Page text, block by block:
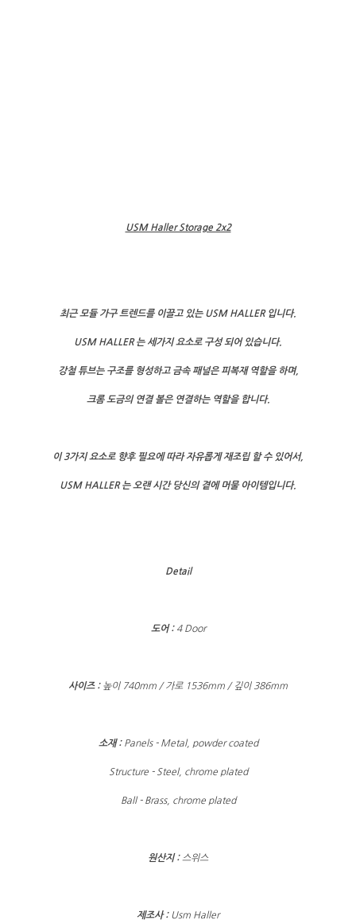
USM Haller Storage 2x2
최근 모듈 가구 트렌드를 이끌고 있는 USM HALLER 입니다.
USM HALLER 는 세가지 요소로 구성 되어 있습니다.
강철 튜브는 구조를 형성하고 금속 패널은 피복재 역할을 하며,
크롬 도금의 연결 볼은 연결하는 역할을 합니다.
이 3가지 요소로 향후 필요에 따라 자유롭게 재조립 할 수 있어서,
USM HALLER 는 오랜 시간 당신의 곁에 머물 아이템입니다.
Detail
도어 : 4 Door
사이즈 : 높이 740mm / 가로 1536mm / 깊이 386mm
소재 : Panels - Metal, powder coated
Structure - Steel, chrome plated
Ball - Brass, chrome plated
원산지 :스위스
제조사 :Usm Haller